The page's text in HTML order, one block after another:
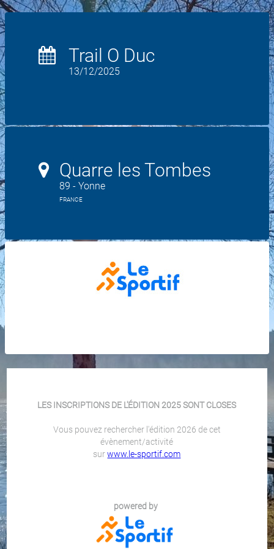
Trail O Duc
13/12/2025
Quarre les Tombes
89 - Yonne
FRANCE
LES INSCRIPTIONS DE L'ÉDITION 2025 SONT CLOSES
Vous pouvez rechercher l'édition 2026 de cet
évènement/activité
surwww.le-sportif.com
powered by